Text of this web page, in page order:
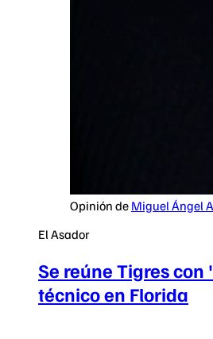
Opinión de Miguel Ángel
El Asador
Se reúne Tigres con
técnico en Florida